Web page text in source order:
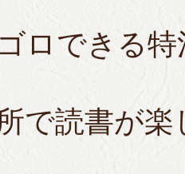
ロできる
で読書が楽